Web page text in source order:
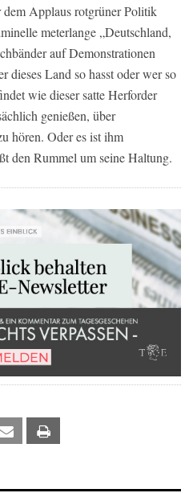
Applaus rotgrüner Politik
meterlange „Deutschland,
auf Demonstrationen
dieses Land so hasst oder wer so
wie dieser satte Herforder
genießen, über
hören. Oder es ist ihm
den Rummel um seine Haltung.
Email